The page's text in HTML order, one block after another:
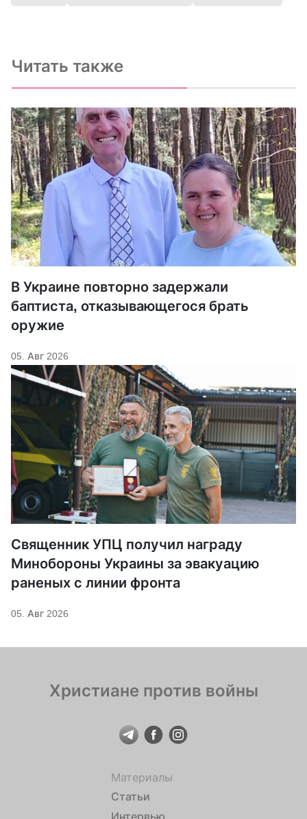
Читать также
В Украине повторно задержали
баптиста, отказывающегося брать
оружие
05. Авг 2026
Священник УПЦ получил награду
Минобороны Украины за эвакуацию
раненых с линии фронта
05. Авг 2026
Христиане против войны
Материалы
Статьи